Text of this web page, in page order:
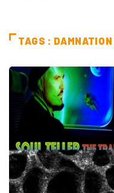
TAGS : DAMNATION